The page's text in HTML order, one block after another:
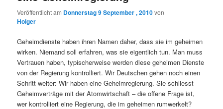
Veröffentlicht am Donnerstag 9 September , 2010von
Holger
Geheimdienste haben ihren Namen daher, dass sie im geheimen
wirken. Niemand soll erfahren, was sie eigentlich tun. Man muss
Vertrauen haben, typischerweise werden diese geheimen Dienste
von der Regierung kontrolliert. Wir Deutschen gehen noch einen
Schritt weiter: Wir haben eine Geheimregierung. Sie schliesst
Geheimverträge mit der Atomwirtschaft – die offene Frage ist,
wer kontrolliert eine Regierung, die im geheimen rumwerkelt?